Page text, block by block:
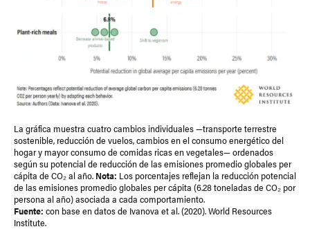
La gráfica muestra cuatro cambios individuales —transporte terrestre
sostenible, reducción de vuelos, cambios en el consumo energético del
hogar y mayor consumo de comidas ricas en vegetales— ordenados
según su potencial de reducción de las emisiones promedio globales per
cápita de CO₂ al año. Nota: Los porcentajes reflejan la reducción potencial
de las emisiones promedio globales per cápita (6.28 toneladas de CO₂ por
persona al año) asociada a cada comportamiento.
Fuente: con base en datos de Ivanova et al. (2020). World Resources
Institute.